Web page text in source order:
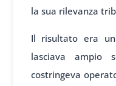
la sua rilevanza
Il risultato era
lasciava ampio
costringeva